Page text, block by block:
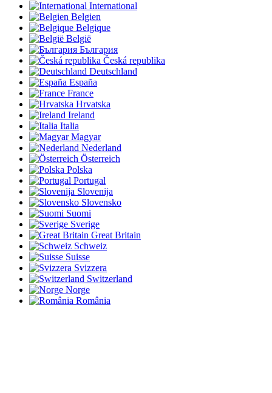
International
Belgien
Belgique
België
България
Česká republika
Deutschland
España
France
Hrvatska
Ireland
Italia
Magyar
Nederland
Österreich
Polska
Portugal
Slovenija
Slovensko
Suomi
Sverige
Great Britain
Schweiz
Suisse
Svizzera
Switzerland
Norge
România